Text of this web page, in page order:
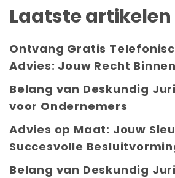
Laatste artikelen
Ontvang Gratis
Advies: Jouw Recht
Belang van Deskundig
voor Ondernemers
Advies op Maat: Jouw
Succesvolle
Belang van Deskundig